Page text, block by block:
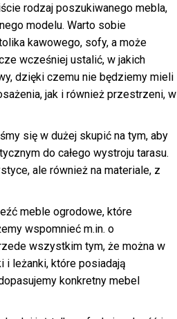
rodzaj poszukiwanego mebla,
modelu. Warto sobie
kawowego, sofy, a może
wcześniej ustalić, w jakich
dzięki czemu nie będziemy mieli
jak i również przestrzeni, w
się w dużej skupić na tym, aby
do całego wystroju tarasu.
ale również na materiale, z
meble ogrodowe, które
wspomnieć m.in. o
wszystkim tym, że można w
i leżanki, które posiadają
konkretny mebel